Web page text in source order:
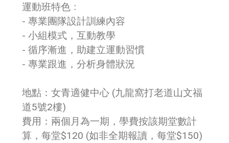
運動班特色﹕
- 專業團隊設計訓練內容
- 小組模式，互動教學
- 循序漸進，助建立運動習慣
- 專業跟進，分析身體狀況
地點：女青適健中心 (九龍窩打老道山文福
道5號2樓)
費用：兩個月為一期，學費按該期堂數計
算，每堂$120 (如非全期報讀，每堂$150)